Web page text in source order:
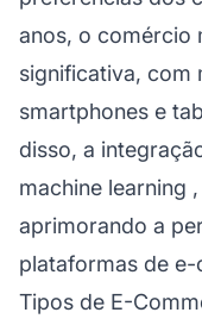
anos, o comércio
significativa, com
smartphones e
disso, a
machine learning
aprimorando a
plataformas de
Tipos de E-